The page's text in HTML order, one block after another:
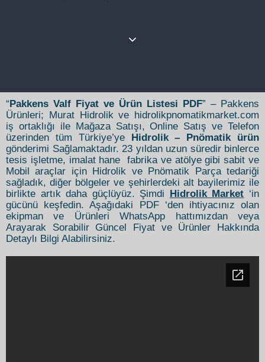
“Pakkens Valf Fiyat ve Ürün Listesi PDF” – Pakkens
Ürünleri; Murat Hidrolik ve hidrolikpnomatikmarket.com
iş ortaklığı ile Mağaza Satışı, Online Satış ve Telefon
üzerinden tüm Türkiye’ye Hidrolik – Pnömatik ürün
gönderimi Sağlamaktadır. 23 yıldan uzun süredir binlerce
tesis işletme, imalat hane fabrika ve atölye gibi sabit ve
Mobil araçlar için Hidrolik ve Pnömatik Parça tedariği
sağladık, diğer bölgeler ve şehirlerdeki alt bayilerimiz ile
birlikte artık daha güçlüyüz. Şimdi Hidrolik Market ‘in
gücünü keşfedin. Aşağıdaki PDF ‘den ihtiyacınız olan
ekipman ve Ürünleri WhatsApp hattımızdan veya
Arayarak Sorabilir Güncel Fiyat ve Ürünler Hakkında
Detaylı Bilgi Alabilirsiniz.